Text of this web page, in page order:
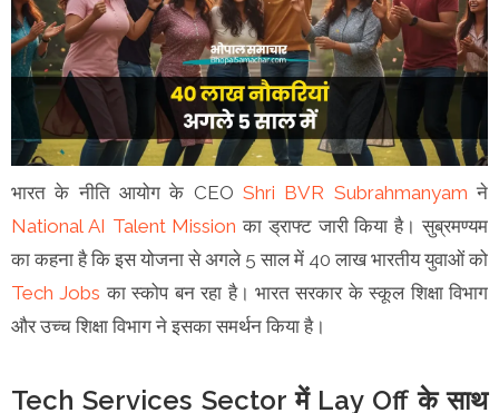
भारत के नीति आयोग के CEO Shri BVR Subrahmanyam ने
National AI Talent Mission का ड्राफ्ट जारी किया है। सुब्रमण्यम
का कहना है कि इस योजना से अगले 5 साल में 40 लाख भारतीय युवाओं को
Tech Jobs का स्कोप बन रहा है। भारत सरकार के स्कूल शिक्षा विभाग
और उच्च शिक्षा विभाग ने इसका समर्थन किया है।
Tech Services Sector में Lay Off के साथ